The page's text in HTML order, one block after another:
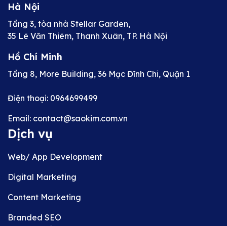
Hà Nội
Tầng 3, tòa nhà Stellar Garden,
35 Lê Văn Thiêm, Thanh Xuân, TP. Hà Nội
Hồ Chí Minh
Tầng 8, More Building, 36 Mạc Đĩnh Chi, Quận 1
Điện thoại: 0964699499
Email: contact@saokim.com.vn
Dịch vụ
Web/ App Development
Digital Marketing
Content Marketing
Branded SEO